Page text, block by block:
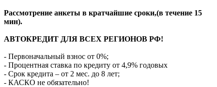
Рассмотрение анкеты в кратчайшие сроки,(в течение 15
мин).
АВТОКРЕДИТ ДЛЯ ВСЕХ РЕГИОНОВ РФ!
- Первоначальный взнос от 0%;
- Процентная ставка по кредиту от 4,9% годовых
- Срок кредита – от 2 мес. до 8 лет;
- КАСКО не обязательно!